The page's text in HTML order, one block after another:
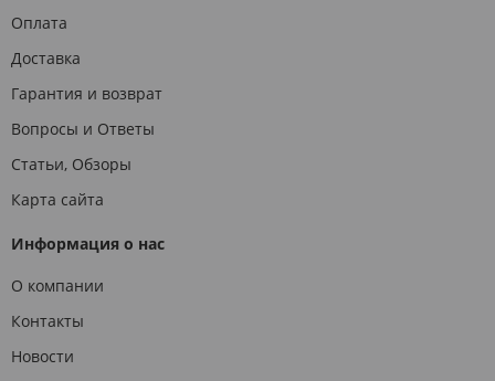
Оплата
Доставка
Гарантия и возврат
Вопросы и Ответы
Статьи, Обзоры
Карта сайта
Информация о нас
О компании
Контакты
Новости